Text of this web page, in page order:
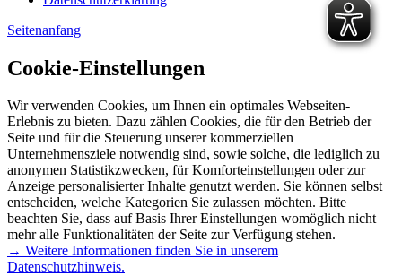
Seitenanfang
Cookie-Einstellungen
Wir verwenden Cookies, um Ihnen ein optimales Webseiten-
Erlebnis zu bieten. Dazu zählen Cookies, die für den Betrieb der
Seite und für die Steuerung unserer kommerziellen
Unternehmensziele notwendig sind, sowie solche, die lediglich zu
anonymen Statistikzwecken, für Komforteinstellungen oder zur
Anzeige personalisierter Inhalte genutzt werden. Sie können selbst
entscheiden, welche Kategorien Sie zulassen möchten. Bitte
beachten Sie, dass auf Basis Ihrer Einstellungen womöglich nicht
mehr alle Funktionalitäten der Seite zur Verfügung stehen.
→ Weitere Informationen finden Sie in unserem
Datenschutzhinweis.